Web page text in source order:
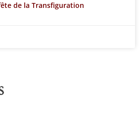
de la Transfiguration